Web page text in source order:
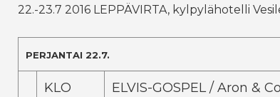
22.-23.7 2016 LEPPÄVIRTA, kylpylähotelli
PERJANTAI 22.7.
KLO
ELVIS-GOSPEL / Aron &